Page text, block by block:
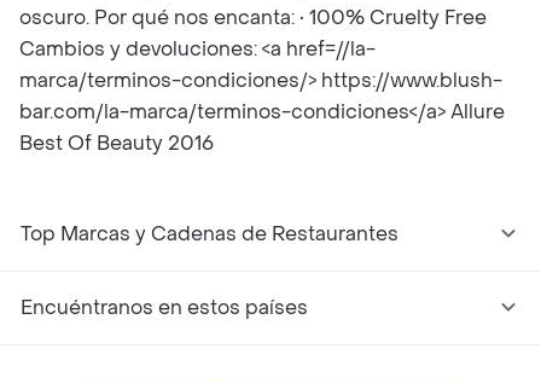
oscuro. Por qué nos encanta: • 100% Cruelty Free
Cambios y devoluciones: <a href=//la-
marca/terminos-condiciones/> https://www.blush-
bar.com/la-marca/terminos-condiciones</a> Allure
Best Of Beauty 2016
Top Marcas y Cadenas de Restaurantes
Encuéntranos en estos países